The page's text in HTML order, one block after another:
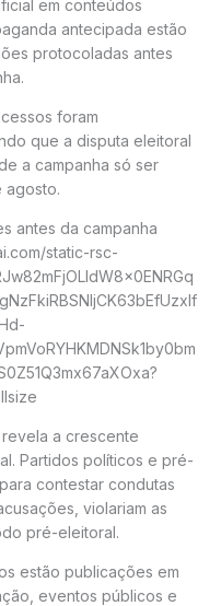
em conteúdos
antecipada estão
protocoladas antes
foram
que a disputa eleitoral
a campanha só ser
agosto.
antes da campanha
a crescente
Partidos políticos e pré-
contestar condutas
violariam as
pré-eleitoral.
estão publicações em
eventos públicos e